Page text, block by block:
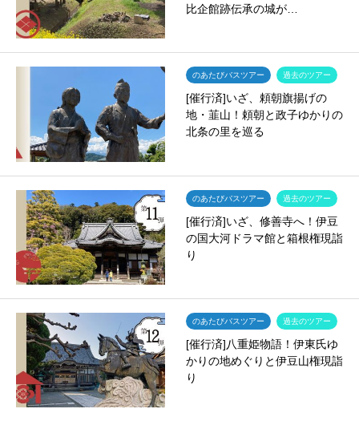
比企館跡伝承の城が…
のあたびバスツアー 過去のツアー
[催行済]いざ、頼朝旗揚げの
地・韮山！頼朝と政子ゆかりの
北条の里を巡る
のあたびバスツアー 過去のツアー
[催行済]いざ、修善寺へ！伊豆
の国大河ドラマ館と箱根権現詣
り
のあたびバスツアー 過去のツアー
[催行済]八重姫物語！伊東氏ゆ
かりの地めぐりと伊豆山権現詣
り